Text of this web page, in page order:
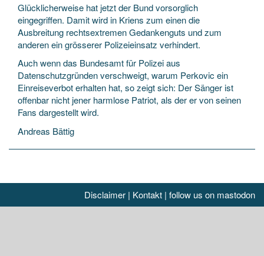
Glücklicherweise hat jetzt der Bund vorsorglich
eingegriffen. Damit wird in Kriens zum einen die
Ausbreitung rechtsextremen Gedankenguts und zum
anderen ein grösserer Polizeieinsatz verhindert.
Auch wenn das Bundesamt für Polizei aus
Datenschutzgründen verschweigt, warum Perkovic ein
Einreiseverbot erhalten hat, so zeigt sich: Der Sänger ist
offenbar nicht jener harmlose Patriot, als der er von seinen
Fans dargestellt wird.
Andreas Bättig
Disclaimer | Kontakt | follow us on mastodon